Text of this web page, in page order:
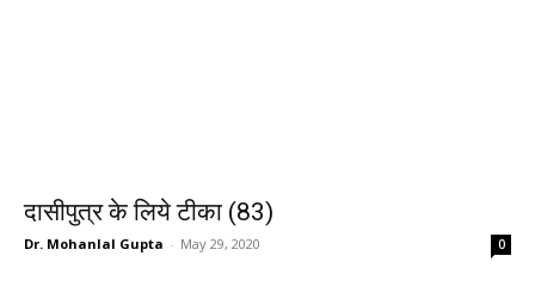
दासीपुत्र के लिये टीका (83)
Dr. Mohanlal Gupta - May 29, 2020 0